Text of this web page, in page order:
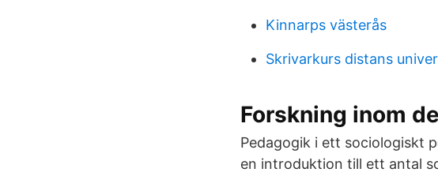
Kinnarps västerås
Skrivarkurs distans
Forskning inom
Pedagogik i ett sociologiskt
en introduktion till ett antal